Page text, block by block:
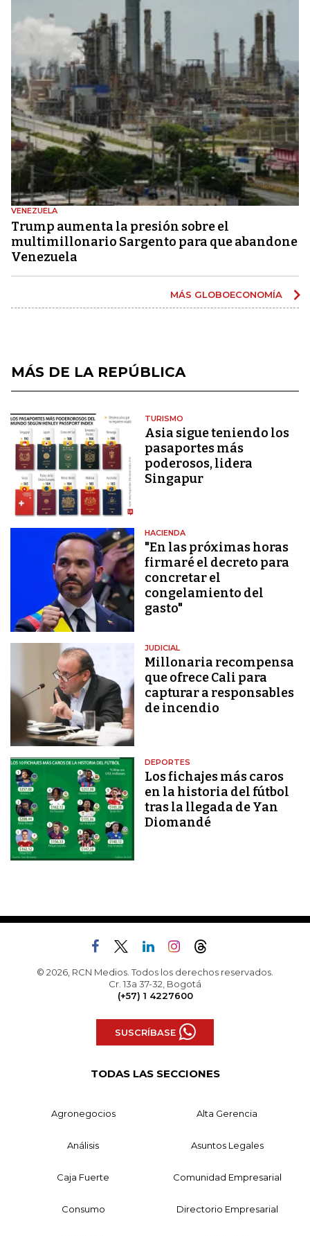
VENEZUELA
Trump aumenta la presión sobre el
multimillonario Sargento para que abandone
Venezuela
MÁS GLOBOECONOMÍA
MÁS DE LA REPÚBLICA
TURISMO
Asia sigue teniendo los
pasaportes más
poderosos, lidera
Singapur
HACIENDA
"En las próximas horas
firmaré el decreto para
concretar el
congelamiento del
gasto"
JUDICIAL
Millonaria recompensa
que ofrece Cali para
capturar a responsables
de incendio
DEPORTES
Los fichajes más caros
en la historia del fútbol
tras la llegada de Yan
Diomandé
© 2026, RCN Medios. Todos los derechos reservados.
Cr. 13a 37-32, Bogotá
(+57) 1 4227600
SUSCRÍBASE
TODAS LAS SECCIONES
Agronegocios Alta Gerencia
Análisis Asuntos Legales
Caja Fuerte Comunidad Empresarial
Consumo Directorio Empresarial